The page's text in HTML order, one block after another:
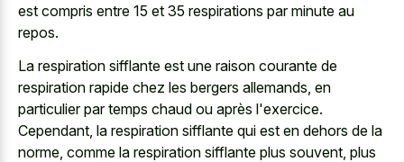
est compris entre 15 et 35 respirations par minute au
repos.
La respiration sifflante est une raison courante de
respiration rapide chez les bergers allemands , en
particulier par temps chaud ou après l'exercice.
Cependant, la respiration sifflante qui est en dehors de la
norme, comme la respiration sifflante plus souvent, plus